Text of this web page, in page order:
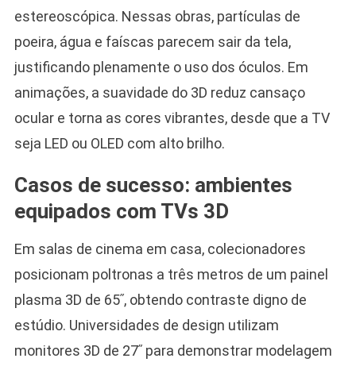
estereoscópica. Nessas obras, partículas de
poeira, água e faíscas parecem sair da tela,
justificando plenamente o uso dos óculos. Em
animações, a suavidade do 3D reduz cansaço
ocular e torna as cores vibrantes, desde que a TV
seja LED ou OLED com alto brilho.
Casos de sucesso: ambientes
equipados com TVs 3D
Em salas de cinema em casa, colecionadores
posicionam poltronas a três metros de um painel
plasma 3D de 65ʺ, obtendo contraste digno de
estúdio. Universidades de design utilizam
monitores 3D de 27ʺ para demonstrar modelagem